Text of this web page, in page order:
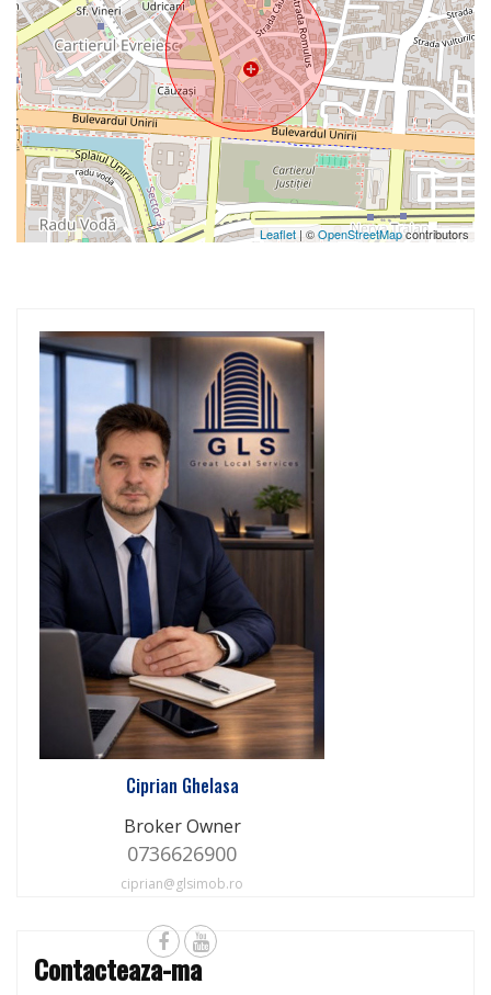
Leaflet | ©OpenStreetMapcontributors
Ciprian Ghelasa
Broker Owner
0736626900
ciprian@glsimob.ro
Contacteaza-ma